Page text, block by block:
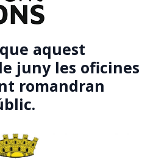
aquest
juny les oficines
romandran